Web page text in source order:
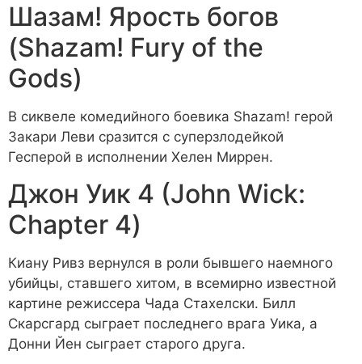
Шазам! Ярость богов
(Shazam! Fury of the
Gods)
В сиквеле комедийного боевика Shazam! герой
Закари Леви сразится с суперзлодейкой
Гесперой в исполнении Хелен Миррен.
Джон Уик 4 (John Wick:
Chapter 4)
Киану Ривз вернулся в роли бывшего наемного
убийцы, ставшего хитом, в всемирно известной
картине режиссера Чада Стахелски. Билл
Скарсгард сыграет последнего врага Уика, а
Донни Йен сыграет старого друга.